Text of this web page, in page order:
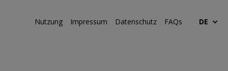
Nutzung Impressum Datenschutz FAQs DE